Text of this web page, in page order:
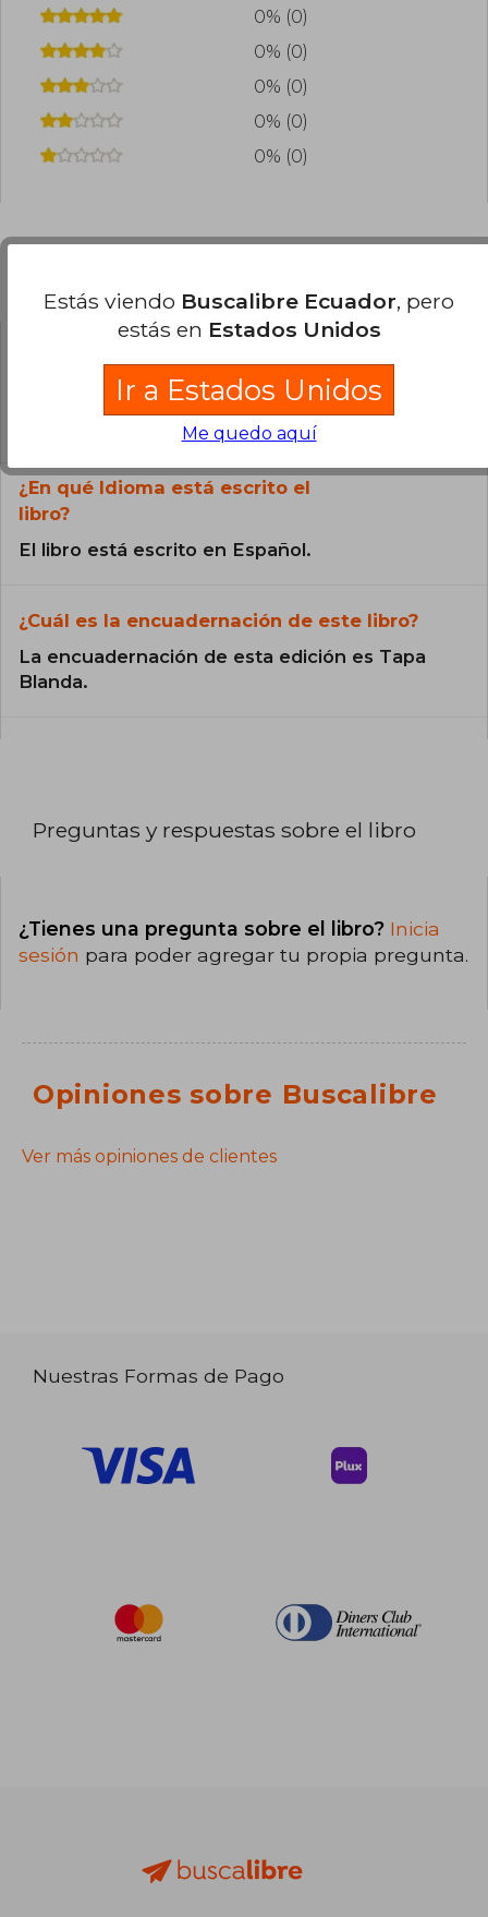
0% (0)
0% (0)
0% (0)
0% (0)
0% (0)
¿El libro es original?
Todos los libros de nuestro
catálogo son Originales.
¿En qué Idioma está escrito el
libro?
El libro está escrito en Español.
¿Cuál es la encuadernación de este libro?
La encuadernación de esta edición es Tapa
Blanda.
Preguntas y respuestas sobre el libro
¿Tienes una pregunta sobre el libro? Inicia
sesión para poder agregar tu propia pregunta.
Opiniones sobre Buscalibre
Ver más opiniones de clientes
Nuestras Formas de Pago
Estás viendo Buscalibre Ecuador, pero
estás en Estados Unidos
Ir a Estados Unidos
Me quedo aquí